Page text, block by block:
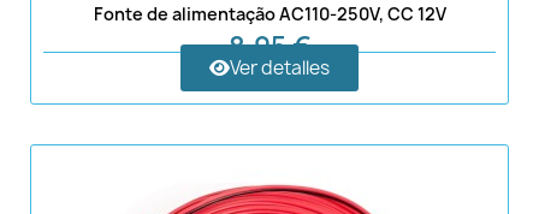
Fonte de alimentação AC110-250V, CC 12V
8,95 €
Ver detalles